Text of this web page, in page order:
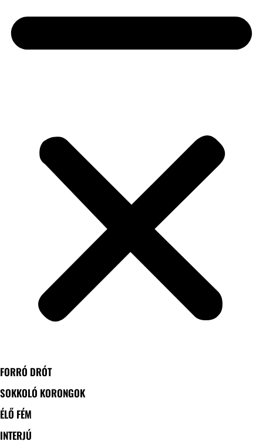
FORRÓ DRÓT
SOKKOLÓ KORONGOK
ÉLŐ FÉM
INTERJÚ